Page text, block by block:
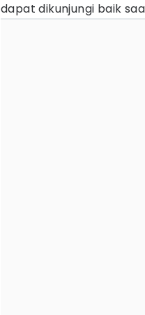
dapat dikunjungi baik